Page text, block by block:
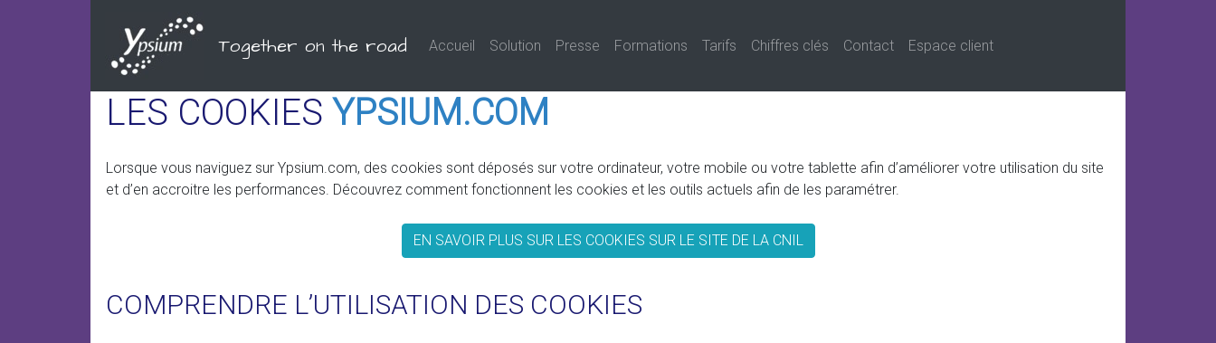
Together on the road Accueil (current)
Solution Presse Formations Tarifs Chiffres clés Contact Espace client
LES COOKIES YPSIUM.COM
Lorsque vous naviguez sur Ypsium.com, des cookies sont déposés sur votre ordinateur, votre mobile ou votre tablette afin d’améliorer votre utilisation du site
et d’en accroitre les performances. Découvrez comment fonctionnent les cookies et les outils actuels afin de les paramétrer.
EN SAVOIR PLUS SUR LES COOKIES SUR LE SITE DE LA CNIL
COMPRENDRE L’UTILISATION DES COOKIES